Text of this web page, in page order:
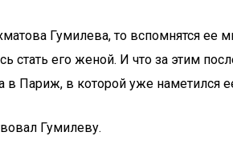
Гумилева, то вспомнятся
стать его женой. И что за этим
в Париж, в которой уже наметился
Гумилеву.